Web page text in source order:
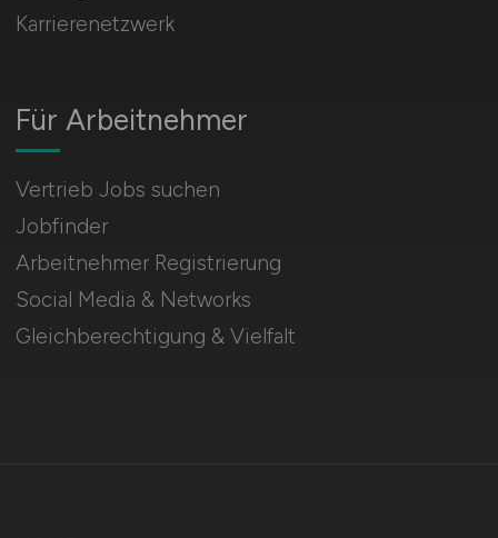
Für Arbeitnehmer
Vertrieb Jobs suchen
Jobfinder
Arbeitnehmer Registrierung
Social Media & Networks
Gleichberechtigung & Vielfalt
Karrierenetzwerk